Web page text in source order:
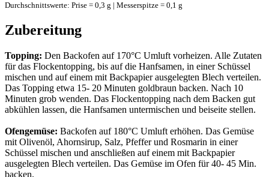
Durchschnittswerte: Prise = 0,3 g | Messerspitze = 0,1 g
Zubereitung
Topping: Den Backofen auf 170°C Umluft vorheizen. Alle Zutaten
für das Flockentopping, bis auf die Hanfsamen, in einer Schüssel
mischen und auf einem mit Backpapier ausgelegten Blech verteilen.
Das Topping etwa 15- 20 Minuten goldbraun backen. Nach 10
Minuten grob wenden. Das Flockentopping nach dem Backen gut
abkühlen lassen, die Hanfsamen untermischen und beiseite stellen.
Ofengemüse: Backofen auf 180°C Umluft erhöhen. Das Gemüse
mit Olivenöl, Ahornsirup, Salz, Pfeffer und Rosmarin in einer
Schüssel mischen und anschließen auf einem mit Backpapier
ausgelegten Blech verteilen. Das Gemüse im Ofen für 40- 45 Min.
backen.